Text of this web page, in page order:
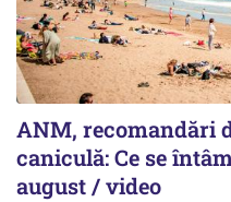
ANM, recomandări
caniculă: Ce se
august / video